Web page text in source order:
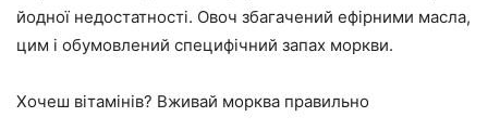
йодної недостатності. Овоч збагачений ефірними масла,
цим і обумовлений специфічний запах моркви.
Хочеш вітамінів? Вживай морква правильно